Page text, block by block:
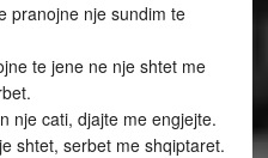
pranojne nje sundim te
te jene ne nje shtet me
nje cati, djajte me engjejte.
shtet, serbet me shqiptaret.